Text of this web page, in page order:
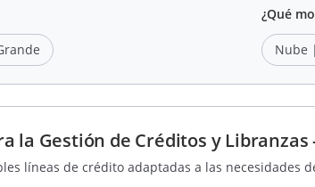
¿Qué
Nube
la Gestión de Créditos y Libranzas
líneas de crédito adaptadas a las necesidades